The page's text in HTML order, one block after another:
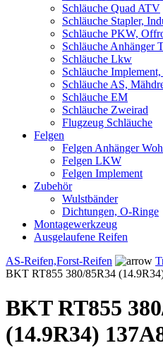
Schläuche Quad ATV
Schläuche Stapler,
Schläuche PKW,
Schläuche Anhänger
Schläuche Lkw
Schläuche
Schläuche AS,
Schläuche EM
Schläuche Zweirad
Flugzeug Schläuche
Felgen
Felgen Anhänger
Felgen LKW
Felgen Implement
Zubehör
Wulstbänder
Dichtungen, O-Ringe
Montagewerkzeug
Ausgelaufene Reifen
AS-Reifen,Forst-Reifen
BKT RT855 380/85R34
BKT RT855
(14.9R34)